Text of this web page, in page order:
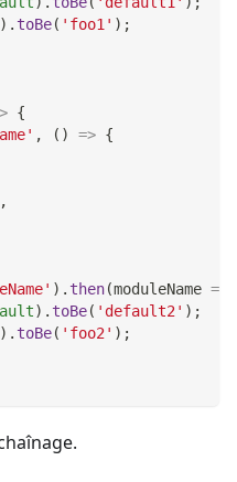
) . toBe( 'foo1' ) ;
{
, ( ) => {
,
) . then(moduleName =>
) . toBe( 'default2' ) ;
) . toBe( 'foo2' ) ;